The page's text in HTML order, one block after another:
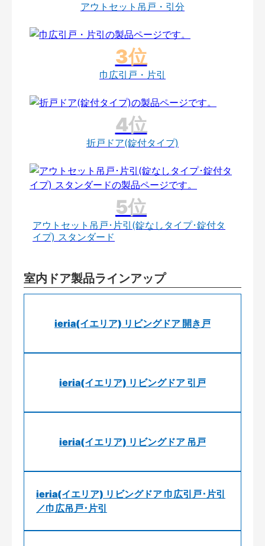
アウトセット吊戸・引分
巾広引戸・片引
折戸ドア(錠付タイプ)
アウトセット吊戸･片引(錠なしタイプ･錠付タ
イプ) スタンダード
室内ドア製品ラインアップ
ieria(イエリア) リビングドア 開き戸
ieria(イエリア) リビングドア 引戸
ieria(イエリア) リビングドア 吊戸
ieria(イエリア) リビングドア 巾広引戸･片引
／巾広吊戸･片引